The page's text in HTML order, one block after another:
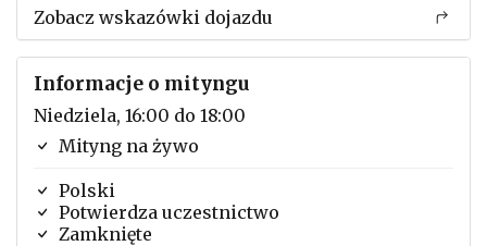
Zobacz wskazówki dojazdu
Informacje o mityngu
Niedziela, 16:00 do 18:00
Mityng na żywo
Polski
Potwierdza uczestnictwo
Zamknięte